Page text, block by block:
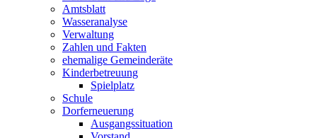
Amtsblatt
Wasseranalyse
Verwaltung
Zahlen und Fakten
ehemalige Gemeinderäte
Kinderbetreuung
Spielplatz
Schule
Dorferneuerung
Ausgangssituation